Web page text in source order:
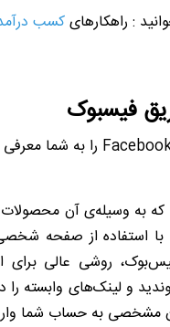
: راهکارهایکسب
فیسبوک
را به شما
که به وسیله‌ی آن
با استفاده از صفحه
روشی عالی برای
و لینک‌های وابسته
مشخصی به حساب شما